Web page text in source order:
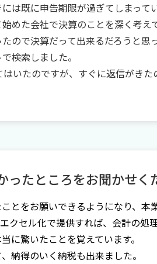
は既に申告期限が過ぎてしまって
めた会社で決算のことを深く考え
ので決算だって出来るだろうと
検索しました。
いたのですが、すぐに返信がき
ったところをお聞かせく
とをお願いできるようになり、本
クセル化で提供すれば、会計の処
に驚いたことを覚えています。
納得のいく納税も出来ました。